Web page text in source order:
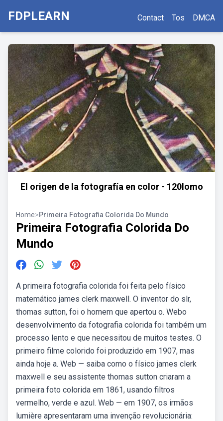
FDPLEARN Contact Tos DMCA
El origen de la fotografía en color - 120lomo
Home>Primeira Fotografia Colorida Do Mundo
Primeira Fotografia Colorida Do
Mundo
A primeira fotografia colorida foi feita pelo físico
matemático james clerk maxwell. O inventor do slr,
thomas sutton, foi o homem que apertou o. Webo
desenvolvimento da fotografia colorida foi também um
processo lento e que necessitou de muitos testes. O
primeiro filme colorido foi produzido em 1907, mas
ainda hoje a. Web — saiba como o físico james clerk
maxwell e seu assistente thomas sutton criaram a
primeira foto colorida em 1861, usando filtros
vermelho, verde e azul. Web — em 1907, os irmãos
lumière apresentaram uma invenção revolucionária: